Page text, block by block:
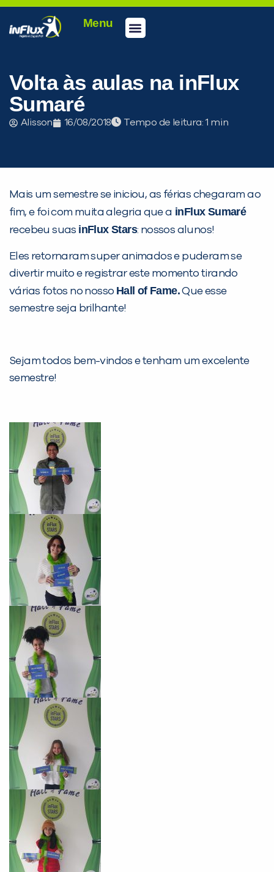
Menu
Volta às aulas na inFlux
Sumaré
Alisson 16/08/2018 Tempo de leitura:
Mais um semestre se iniciou, as férias chegaram ao
fim, e foi com muita alegria que a inFlux Sumaré
recebeu suas inFlux Stars: nossos alunos!
Eles retornaram super animados e puderam se
divertir muito e registrar este momento tirando
várias fotos no nosso Hall of Fame.Que esse
semestre seja brilhante!
Sejam todos bem-vindos e tenham um excelente
semestre!
PEÇA UMA DEMONSTRAÇÃO DE MÉTODO
Não encontramos nenhuma unidade
inFlux nesta cidade ou bairro que
Preencha com seus dados abaixo e
já vamos te colocar em contato